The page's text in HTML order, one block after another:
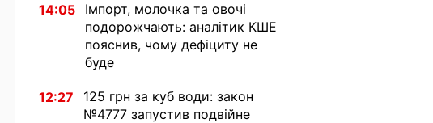
14:05
Імпорт, молочка та овочі
подорожчають: аналітик КШЕ
пояснив, чому дефіциту не
буде
12:27
125 грн за куб води: закон
№4777 запустив подвійне